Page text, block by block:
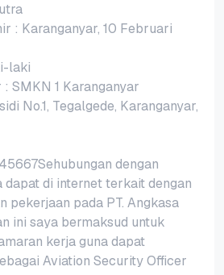
: Karanganyar, 10 Februari
laki
SMKN 1 Karanganyar
No.1, Tegalgede, Karanganyar,
dengan
dapat di internet terkait dengan
pekerjaan pada PT. Angkasa
ini saya bermaksud untuk
kerja guna dapat
Aviation Security Officer